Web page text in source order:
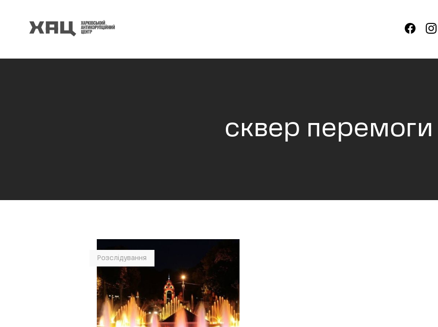
сквер перемоги
Розслідування